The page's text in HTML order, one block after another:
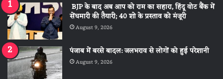
BJP के बाद अब आप को राम का सहारा, हिंदू वोट बैंक में
सेंधमारी की तैयारी; 40 शो के प्रस्ताव को मंजूरी
August 9, 2026
पंजाब में बरसे बादल: जलभराव से लोगों को हुई परेशानी
August 9, 2026